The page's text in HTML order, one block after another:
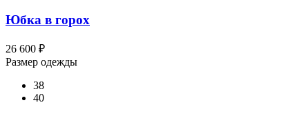
Юбка в горох
26 600 ₽
Размер одежды
38
40